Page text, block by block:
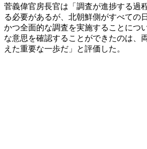
菅義偉官房長官は「調査が進捗する過
る必要があるが、北朝鮮側がすべての
かつ全面的な調査を実施することにつ
な意思を確認することができたのは、
えた重要な一歩だ」と評価した。